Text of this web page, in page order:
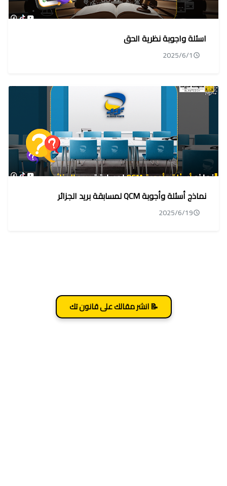
اسئلة واجوبة نظرية الحق
2025/6/1
نماذج أسئلة وأجوبة QCM لمسابقة بريد الجزائر
2025/6/19
📝 انشر مقالك على قانون تك